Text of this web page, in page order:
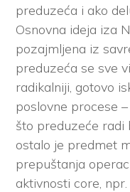
preduzeća i ako
Osnovna ideja iza
pozajmljena iz
preduzeća se sve
radikalniji, gotovo
poslovne procese
što preduzeće radi
ostalo je predmet
prepuštanja
aktivnosti core,